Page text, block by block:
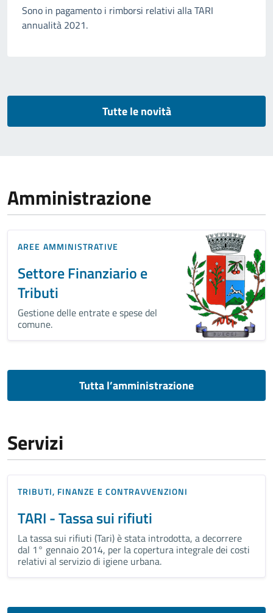
Sono in pagamento i rimborsi relativi alla TARI
annualità 2021.
Tutte le novità
Amministrazione
AREE AMMINISTRATIVE
Settore Finanziario e
Tributi
Gestione delle entrate e spese del
comune.
Tutta l’amministrazione
Servizi
TRIBUTI, FINANZE E CONTRAVVENZIONI
TARI - Tassa sui rifiuti
La tassa sui rifiuti (Tari) è stata introdotta, a decorrere
dal 1° gennaio 2014, per la copertura integrale dei costi
relativi al servizio di igiene urbana.